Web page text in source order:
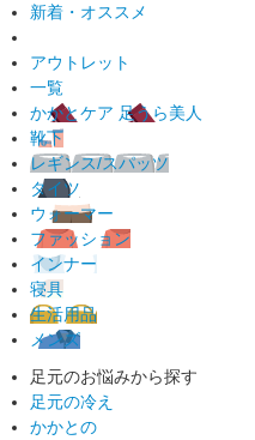
新着・オススメ
アウトレット
一覧
かかとケア 足うら美人
靴下
レギンス/スパッツ
タイツ
ウォーマー
ファッション
インナー
寝具
生活用品
メンズ
足元のお悩みから探す
足元の冷え
かかとの